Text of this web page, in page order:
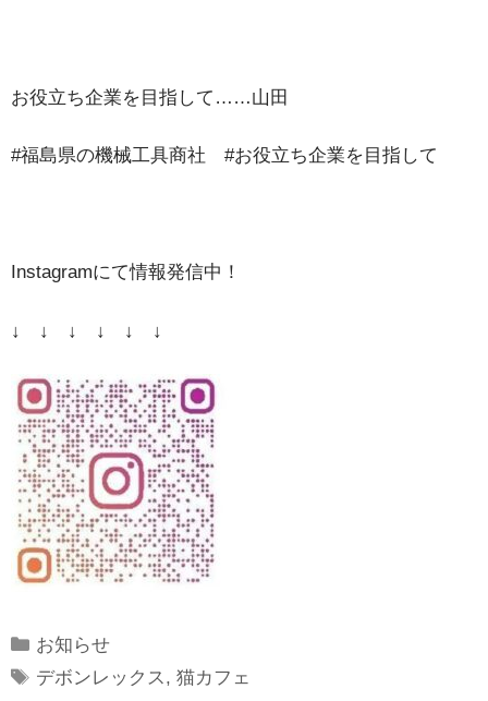
お役立ち企業を目指して……山田
#福島県の機械工具商社 #お役立ち企業を目指して
Instagramにて情報発信中！
↓ ↓ ↓ ↓ ↓ ↓
Categories
お知らせ
Tags
デボンレックス,猫カフェ